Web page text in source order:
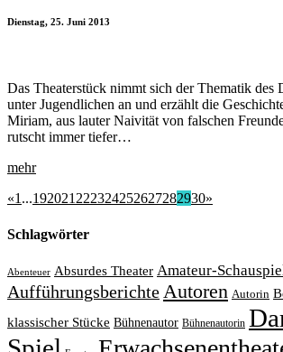
Dienstag, 25. Juni 2013
Das Theaterstück nimmt sich der Thematik des
unter Jugendlichen an und erzählt die
Miriam, aus lauter Naivität von falschen
rutscht immer tiefer…
mehr
«1...192021222324252627282930»
Schlagwörter
Abenteuer Absurdes Theater Amateur-
Aufführungsberichte Autoren Autorin
klassischer Stücke Bühnenautor Bühnenautorin